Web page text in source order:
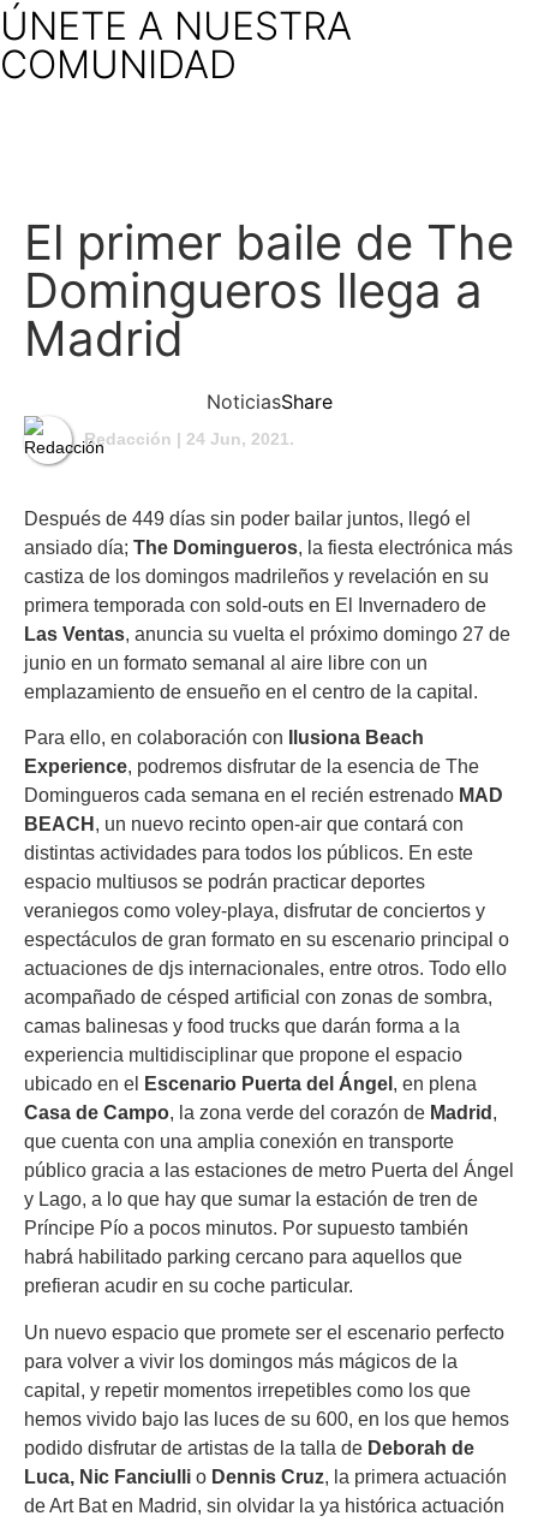
ÚNETE A NUESTRA
COMUNIDAD
El primer baile de The
Domingueros llega a
Madrid
NoticiasShare
Redacción | 24 Jun, 2021.
Después de 449 días sin poder bailar juntos, llegó el
ansiado día; The Domingueros, la fiesta electrónica más
castiza de los domingos madrileños y revelación en su
primera temporada con sold-outs en El Invernadero de
Las Ventas, anuncia su vuelta el próximo domingo 27 de
junio en un formato semanal al aire libre con un
emplazamiento de ensueño en el centro de la capital.
Para ello, en colaboración con
Ilusiona Beach
Experience, podremos disfrutar de la esencia de The
Domingueros cada semana en el recién estrenado MAD
BEACH , un nuevo recinto open-air que contará con
distintas actividades para todos los públicos. En este
espacio multiusos se podrán practicar deportes
veraniegos como voley-playa, disfrutar de conciertos y
espectáculos de gran formato en su escenario principal o
actuaciones de djs internacionales, entre otros. Todo ello
acompañado de césped artificial con zonas de sombra,
camas balinesas y food trucks que darán forma a la
experiencia multidisciplinar que propone el espacio
ubicado en el
Escenario Puerta del Ángel , en plena
Casa de Campo, la zona verde del corazón de Madrid ,
que cuenta con una amplia conexión en transporte
público gracia a las estaciones de metro Puerta del Ángel
y Lago, a lo que hay que sumar la estación de tren de
Príncipe Pío a pocos minutos. Por supuesto también
habrá habilitado parking cercano para aquellos que
prefieran acudir en su coche particular.
Un nuevo espacio que promete ser el escenario perfecto
para volver a vivir los domingos más mágicos de la
capital, y repetir momentos irrepetibles como los que
hemos vivido bajo las luces de su 600, en los que hemos
podido disfrutar de artistas de la talla de Deborah de
Luca, Nic Fanciulli o Dennis Cruz, la primera actuación
de Art Bat en Madrid, sin olvidar la ya histórica actuación